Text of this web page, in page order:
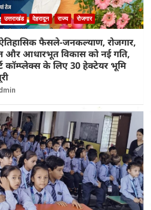
उत्तराखंड देहरादून राज्य रोजगार
फैसले-जनकल्याण, रोजगार,
और आधारभूत विकास को नई गति,
कॉम्प्लेक्स के लिए 30 हेक्टेयर भूमि